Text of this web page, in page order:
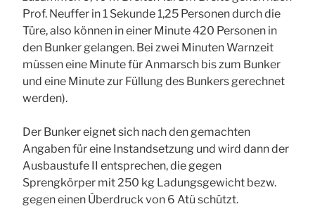
Prof. Neuffer in 1 Sekunde 1,25 Personen durch die
Türe, also können in einer Minute 420 Personen in
den Bunker gelangen. Bei zwei Minuten Warnzeit
müssen eine Minute für Anmarsch bis zum Bunker
und eine Minute zur Füllung des Bunkers gerechnet
werden).
Der Bunker eignet sich nach den gemachten
Angaben für eine Instandsetzung und wird dann der
Ausbaustufe II entsprechen, die gegen
Sprengkörper mit 250 kg Ladungsgewicht bezw.
gegen einen Überdruck von 6 Atü schützt.